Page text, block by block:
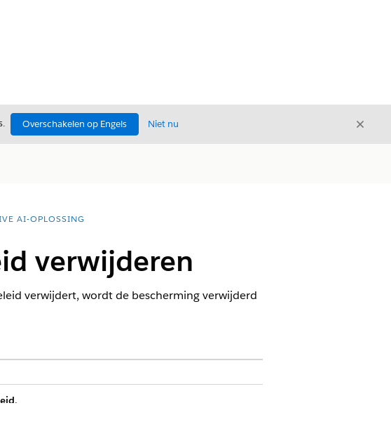
Overschakelen op Engels Niet nu Sluiten
AI-OPLOSSING
verwijderen
verwijdert, wordt de bescherming verwijderd
.